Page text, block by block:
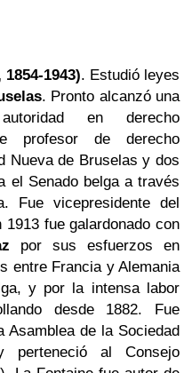
1943). Estudió leyes
. Pronto alcanzó una
en derecho
profesor de derecho
Nueva de Bruselas y dos
el Senado belga a través
Fue vicepresidente del
fue galardonado con
por sus esfuerzos en
entre Francia y Alemania
y por la intensa labor
desde 1882. Fue
Asamblea de la Sociedad
perteneció al Consejo